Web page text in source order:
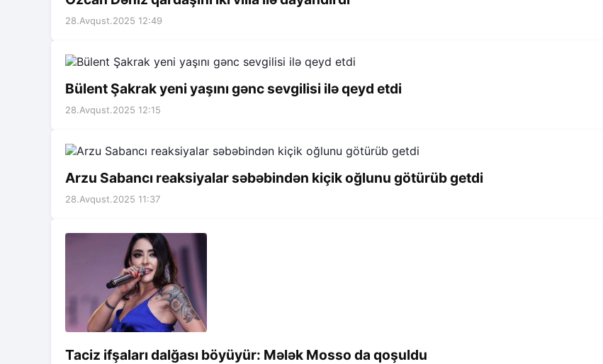
28.Avqust.2025 12:49
Bülent Şakrak yeni yaşını gənc sevgilisi ilə qeyd etdi
28.Avqust.2025 12:15
Arzu Sabancı reaksiyalar səbəbindən kiçik oğlunu götürüb getdi
28.Avqust.2025 11:37
Taciz ifşaları dalğası böyüyür: Mələk Mosso da qoşuldu